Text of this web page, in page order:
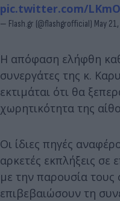
pic.twitter.com/
— Flash.gr (@flashgrofficial) May
Η απόφαση ελήφθη
συνεργάτες της κ.
εκτιμάται ότι θα
χωρητικότητα της
Οι ίδιες πηγές
αρκετές εκπλήξεις
με την παρουσία τους
επιβεβαιώσουν τη